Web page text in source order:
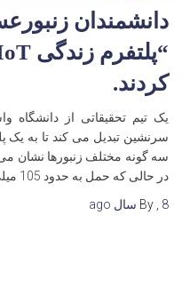
دانشمندان
کردند.
یک تیم تحقیقاتی از دانشگاه
سه گونه مختلف زنبورها نشان می
در حالی که حمل به حدود 105 میلی گرم است.
By , 8 سال